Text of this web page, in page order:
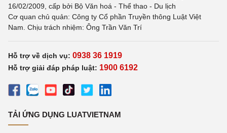
16/02/2009, cấp bởi Bộ Văn hoá - Thể thao - Du lịch
Cơ quan chủ quản: Công ty Cổ phần Truyền thông Luật Việt
Nam. Chịu trách nhiệm: Ông Trần Văn Trí
Hỗ trợ về dịch vụ: 0938 36 1919
Hỗ trợ giải đáp pháp luật: 1900 6192
TẢI ỨNG DỤNG LUATVIETNAM